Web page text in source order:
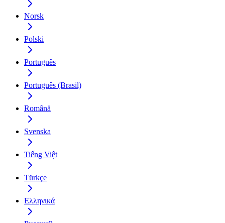
Norsk
Polski
Português
Português (Brasil)
Română
Svenska
Tiếng Việt
Türkçe
Ελληνικά